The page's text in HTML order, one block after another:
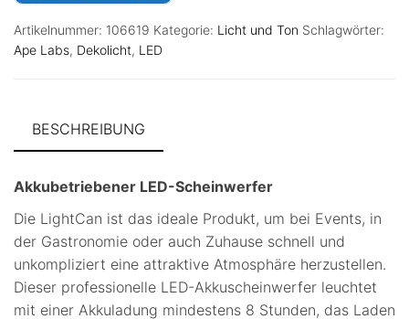
Artikelnummer: 106619 Kategorie: Licht und Ton Schlagwörter:
Ape Labs, Dekolicht, LED
BESCHREIBUNG
Akkubetriebener LED-Scheinwerfer
Die LightCan ist das ideale Produkt, um bei Events, in
der Gastronomie oder auch Zuhause schnell und
unkompliziert eine attraktive Atmosphäre herzustellen.
Dieser professionelle LED-Akkuscheinwerfer leuchtet
mit einer Akkuladung mindestens 8 Stunden, das Laden